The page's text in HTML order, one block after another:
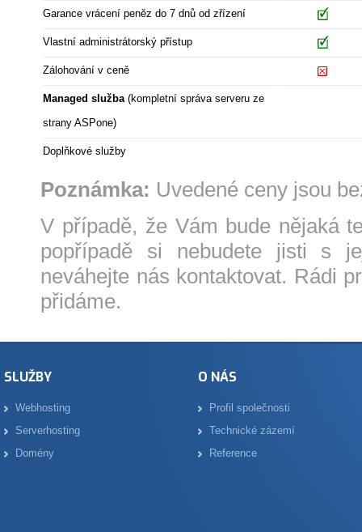
Garance vrácení peněz do 7 dnů od zřízení
Vlastní administrátorský přístup
Zálohování v ceně
Managed služba(kompletní správa serveru ze
strany ASPone)
Doplňkové služby
Poznámka: Uvedené ceny jsou
V případě, že Vám bude nějaká
popřípadě si nebudete jisti s
neváhejte nás kontaktovat. Rádi
přidáme.
SLUŽBY
Webhosting
Serverhosting
Domény
O NÁS
Profil společnosti
Technické zázemí
Reference